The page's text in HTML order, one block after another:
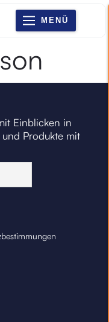
MENÜ
Einblicken in
und Produkte mit